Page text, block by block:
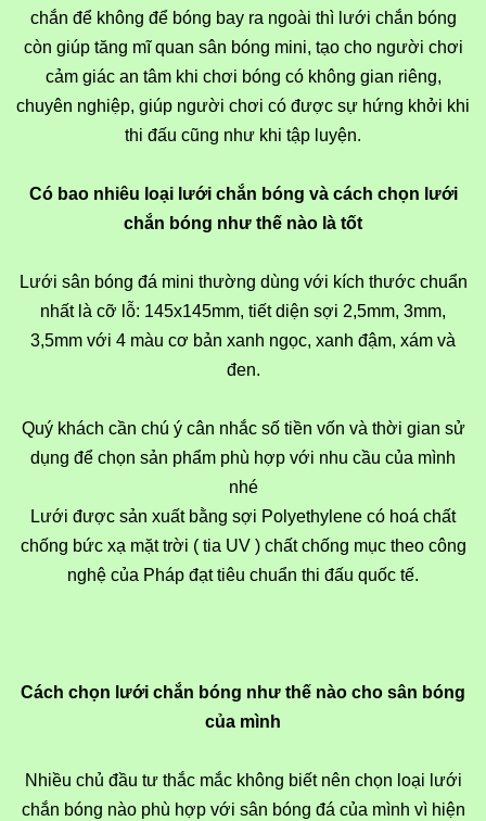
chắn để không để bóng bay ra ngoài thì lưới chắn bóng
còn giúp tăng mĩ quan sân bóng mini, tạo cho người chơi
cảm giác an tâm khi chơi bóng có không gian riêng,
chuyên nghiệp, giúp người chơi có được sự hứng khởi khi
thi đấu cũng như khi tập luyện.
Có bao nhiêu loại lưới chắn bóng và cách chọn lưới
chắn bóng như thế nào là tốt
Lưới sân bóng đá mini thường dùng với kích thước chuẩn
nhất là cỡ lỗ: 145x145mm, tiết diện sợi 2,5mm, 3mm,
3,5mm với 4 màu cơ bản xanh ngọc, xanh đậm, xám và
đen.
Quý khách cần chú ý cân nhắc số tiền vốn và thời gian sử
dụng để chọn sản phẩm phù hợp với nhu cầu của mình
nhé
Lưới được sản xuất bằng sợi Polyethylene có hoá chất
chống bức xạ mặt trời ( tia UV ) chất chống mục theo công
nghệ của Pháp đạt tiêu chuẩn thi đấu quốc tế.
Cách chọn lưới chắn bóng như thế nào cho sân bóng
của mình
Nhiều chủ đầu tư thắc mắc không biết nên chọn loại lưới
chắn bóng nào phù hợp với sân bóng đá của mình vì hiện